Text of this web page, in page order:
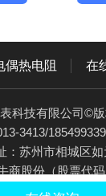
偶热电阻 在
科技有限公司©
3413/
：苏州市相城区
商股份 （股票代